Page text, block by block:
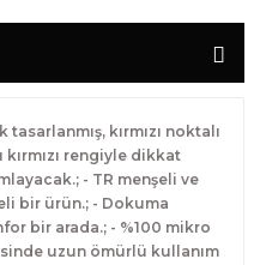
kırmızı noktalı
rengiyle dikkat
- TR menşeli ve
bir ürün.; - Dokuma
bir arada.; - %100 mikro
uzun ömürlü kullanım